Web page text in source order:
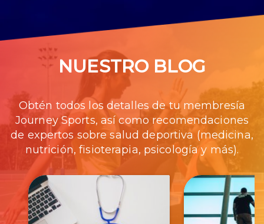
NUESTRO BLOG
Obtén todos los detalles de tu membresía
Journey Sports, así como recomendaciones
de expertos sobre salud deportiva (medicina,
nutrición, fisioterapia, psicología y más).